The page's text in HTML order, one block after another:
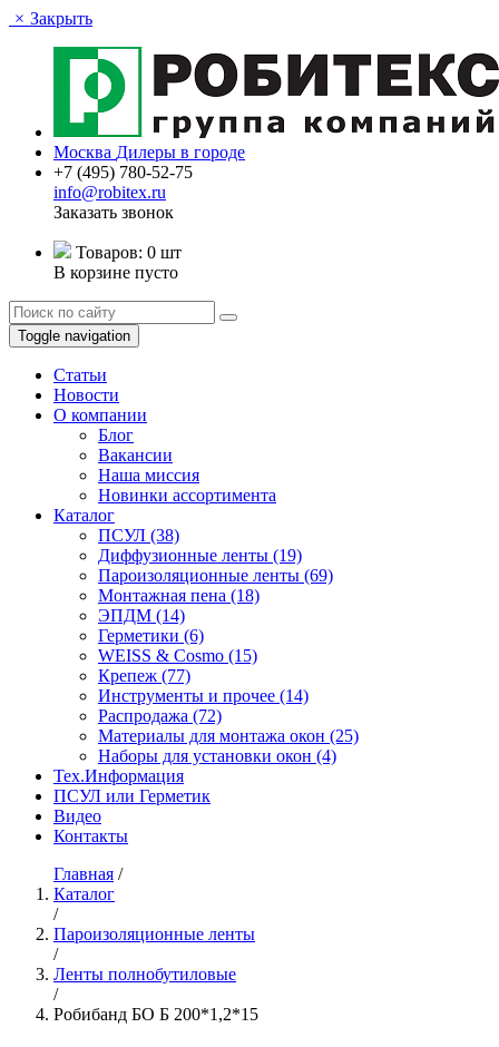
× Закрыть
Москва Дилеры в городе
+7 (495) 780-52-75
info@robitex.ru
Заказать звонок
Товаров: 0 шт
В корзине пусто
Toggle navigation
Статьи
Новости
О компании
Блог
Вакансии
Наша миссия
Новинки ассортимента
Каталог
ПСУЛ (38)
Диффузионные ленты (19)
Пароизоляционные ленты (69)
Монтажная пена (18)
ЭПДМ (14)
Герметики (6)
WEISS & Cosmo (15)
Крепеж (77)
Инструменты и прочее (14)
Распродажа (72)
Материалы для монтажа окон (25)
Наборы для установки окон (4)
Тех.Информация
ПСУЛ или Герметик
Видео
Контакты
Главная /
Каталог
/
Пароизоляционные ленты
/
Ленты полнобутиловые
/
Робибанд БО Б 200*1,2*15